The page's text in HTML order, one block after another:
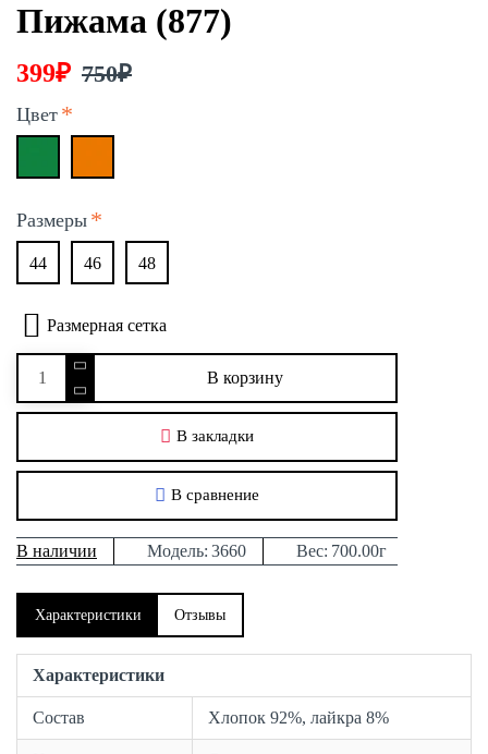
Пижама (877)
В наличии Модель: 3660 Вес: 700.00г
399₽ 750₽
Цвет
Размеры
44 46 48
В корзину
В закладки
В сравнение
Размерная сетка
Характеристики Отзывы
Характеристики
Состав Хлопок 92%, лайкра 8%